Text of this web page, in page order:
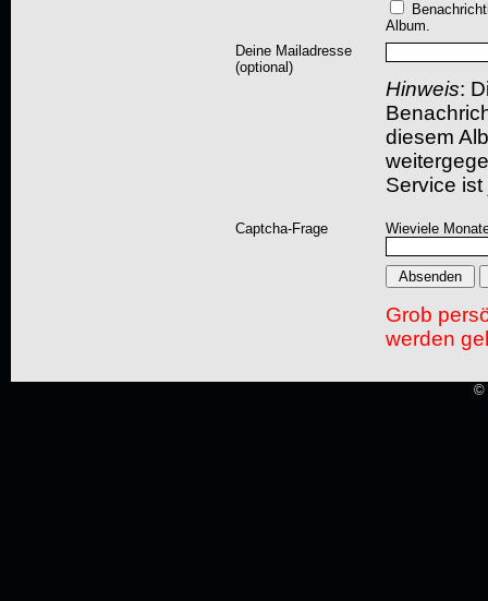
Album.
Deine Mailadresse
(optional)
Hinweis:
diesem
Service
Captcha-Frage Wieviele
Grob
werden
©